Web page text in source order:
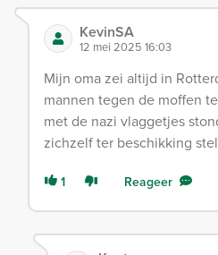
KevinSA
12 mei 2025 16:03
Mijn oma zei altijd in
mannen tegen de moffen
met de nazi vlaggetjes
zichzelf ter beschikking
1 Reageer